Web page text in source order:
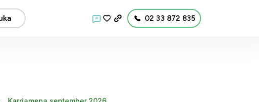
AI 02 33 872 835